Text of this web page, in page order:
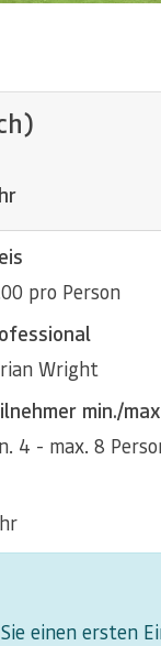
pro Person
Wright
min./
4 - max. 8
einen ersten